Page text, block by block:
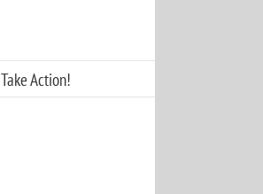
Take Action!